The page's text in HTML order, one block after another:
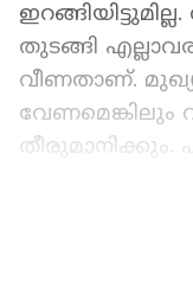
തുടങ്ങി
വീണതാണ്.
വേണമെങ്കിലും
തീരുമാനിക്കും.